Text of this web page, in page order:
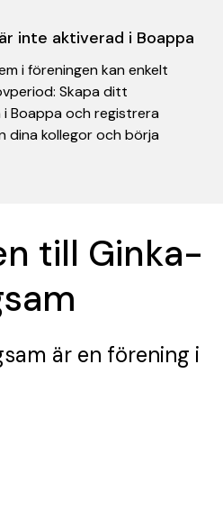
inte aktiverad i Boappa
i föreningen kan enkelt
Skapa ditt
Boappa och registrera
dina kollegor och börja
till Ginka-
är en förening i